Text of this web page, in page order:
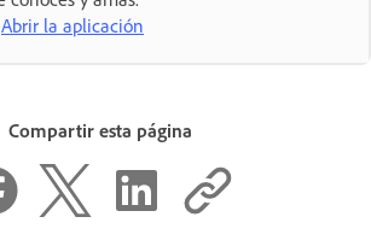
Abrir la aplicación
Compartir esta página